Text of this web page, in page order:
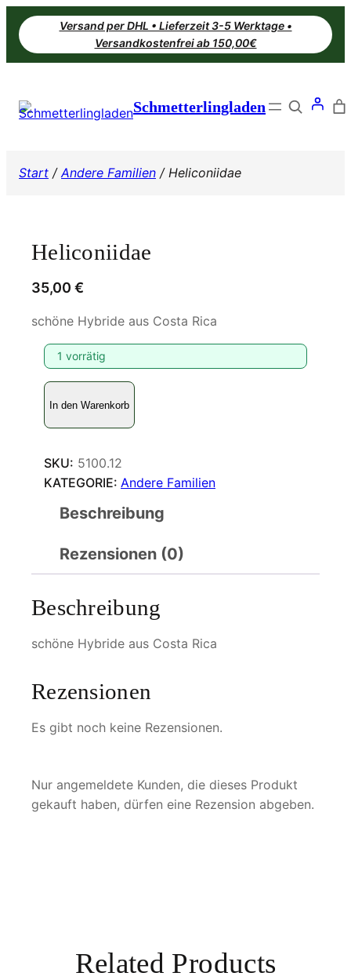
Zum
Inhalt
springen
Versand per DHL • Lieferzeit 3-5 Werktage •
Versandkostenfrei ab 150,00€
Schmetterlingladen Search
Start /Andere Familien / Heliconiidae
Heliconiidae
35,00 €
schöne Hybride aus Costa Rica
1 vorrätig
H
l
c
o
e
e
g
e
In den Warenkorb
SKU: 5100.12
KATEGORIE: Andere Familien
Beschreibung
Rezensionen (0)
Beschreibung
schöne Hybride aus Costa Rica
Rezensionen
Es gibt noch keine Rezensionen.
Nur angemeldete Kunden, die dieses Produkt
gekauft haben, dürfen eine Rezension abgeben.
Related Products